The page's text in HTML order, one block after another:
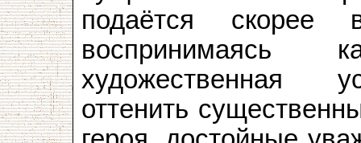
подаётся скорее
воспринимаясь
художественная
оттенить